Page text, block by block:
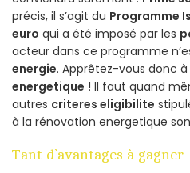
précis, il s’agit du Programme
euro qui a été imposé par les
acteur dans ce programme
energie. Apprêtez-vous donc
energetique ! Il faut quand
autres criteres eligibilite
à la rénovation energetique
Tant d’avantages à gagner